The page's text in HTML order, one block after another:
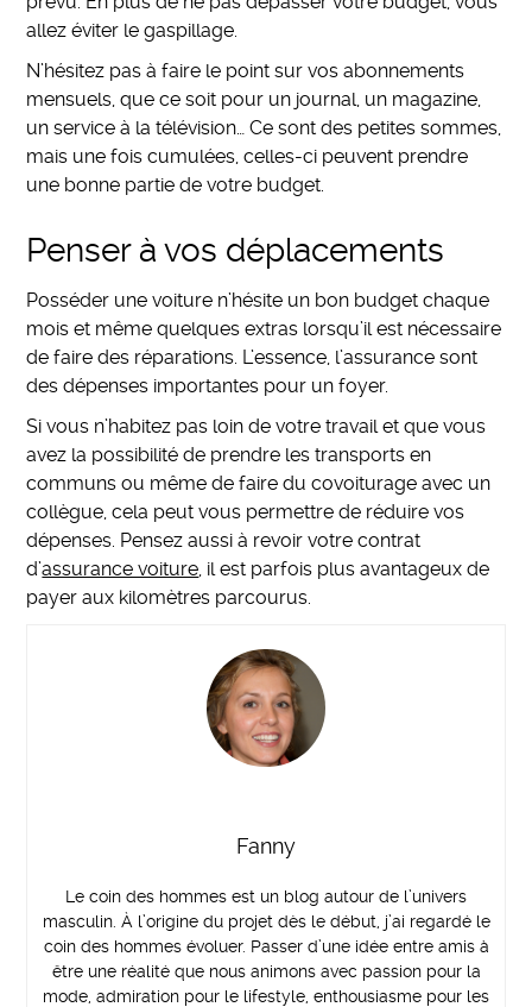
allez éviter le gaspillage.
N’hésitez pas à faire le point sur vos abonnements
mensuels, que ce soit pour un journal, un magazine,
un service à la télévision… Ce sont des petites sommes,
mais une fois cumulées, celles-ci peuvent prendre
une bonne partie de votre budget.
Penser à vos déplacements
Posséder une voiture n’hésite un bon budget chaque
mois et même quelques extras lorsqu’il est nécessaire
de faire des réparations. L’essence, l’assurance sont
des dépenses importantes pour un foyer.
Si vous n’habitez pas loin de votre travail et que vous
avez la possibilité de prendre les transports en
communs ou même de faire du covoiturage avec un
collègue, cela peut vous permettre de réduire vos
dépenses. Pensez aussi à revoir votre contrat
d’assurance voiture , il est parfois plus avantageux de
payer aux kilomètres parcourus.
Fanny
Le coin des hommes est un blog autour de l’univers
masculin. À l’origine du projet dès le début, j’ai regardé le
coin des hommes évoluer. Passer d’une idée entre amis à
être une réalité que nous animons avec passion pour la
mode, admiration pour le lifestyle, enthousiasme pour les